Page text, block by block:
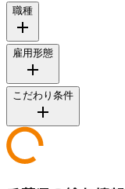
職種
雇用形態
こだわり条件